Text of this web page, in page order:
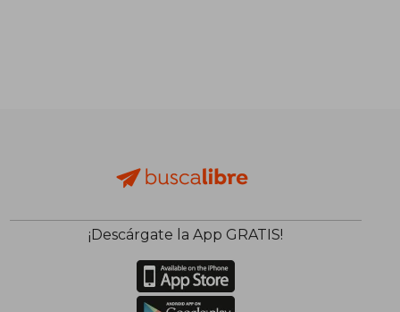
¡Descárgate la App GRATIS!